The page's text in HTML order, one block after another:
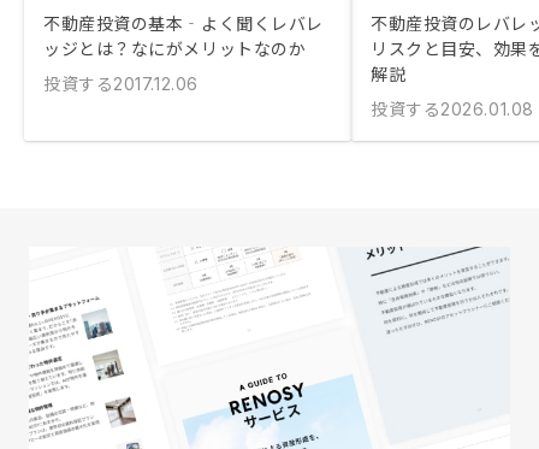
不動産投資の基本‐よく聞くレバレ
ッジとは？なにがメリットなのか
投資する2017.12.06
不動産投資のレバレ
リスクと目安、効果
解説
投資する2026.01.08